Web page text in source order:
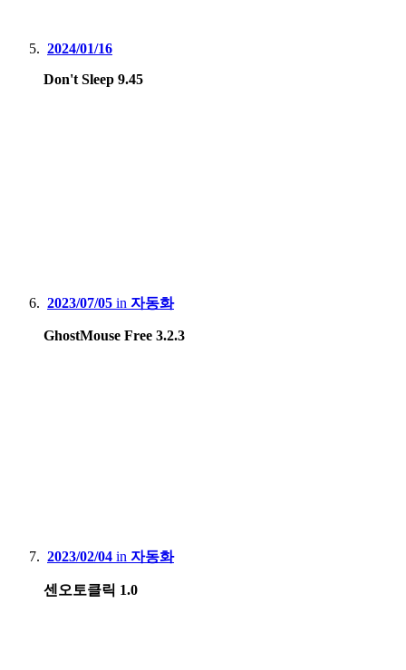
2024/01/16
Don't Sleep 9.45
2023/07/05 in 자동화
GhostMouse Free 3.2.3
2023/02/04 in 자동화
센오토클릭 1.0